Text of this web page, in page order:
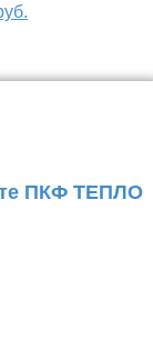
ПКФ ТЕПЛО